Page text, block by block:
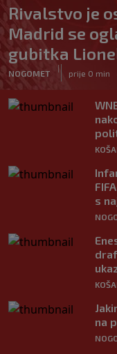
Rivalstvo je
Madrid se
gubitka
NOGOMET
|
prije 0 min
s
na